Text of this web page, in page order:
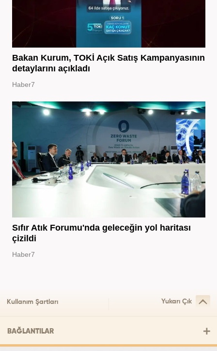
Bakan Kurum, TOKİ Açık Satış Kampanyasının
detaylarını açıkladı
Haber7
Sıfır Atık Forumu'nda geleceğin yol haritası
çizildi
Haber7
Kullanım Şartları Yukarı Çık
BAĞLANTILAR